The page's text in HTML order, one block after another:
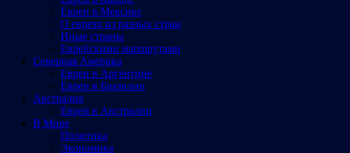
Евреи в Мексике
О евреях из разных стран
Иные страны
Еврейскими маршрутами
Северная Америка
Евреи в Аргентине
Евреи в Бразилии
Австралия
Евреи в Австралии
В Мире
Политика
Экономика